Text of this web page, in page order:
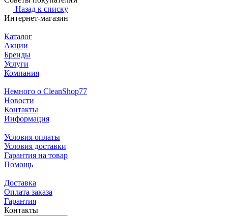
Назад к списку
Интернет-магазин
Каталог
Акции
Бренды
Услуги
Компания
Немного о CleanShop77
Новости
Контакты
Информация
Условия оплаты
Условия доставки
Гарантия на товар
Помощь
Доставка
Оплата заказа
Гарантия
Контакты